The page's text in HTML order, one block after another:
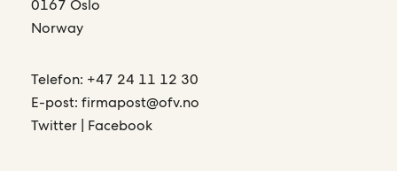
0167 Oslo
Norway
Telefon: +47 24 11 12 30
E-post:firmapost@ofv.no
Twitter
Facebook